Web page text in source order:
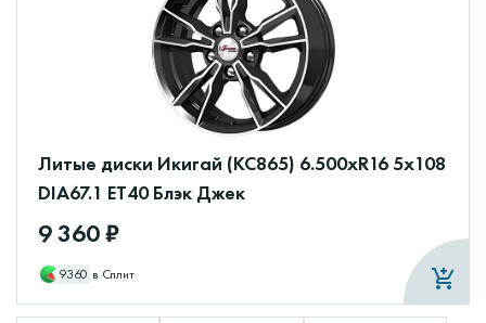
Литые диски Икигай (КС865) 6.500xR16 5x108
DIA67.1 ET40 Блэк Джек
9 360 ₽
9360 в Сплит